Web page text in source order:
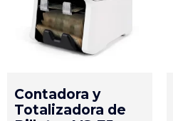
Contadora y
Totalizadora de